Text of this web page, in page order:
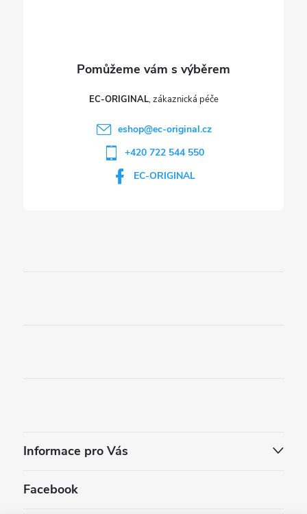
EC-ORIGINAL
eshop@ec-original.cz
+420 722 544 550
EC-ORIGINAL
Informace pro Vás
Facebook